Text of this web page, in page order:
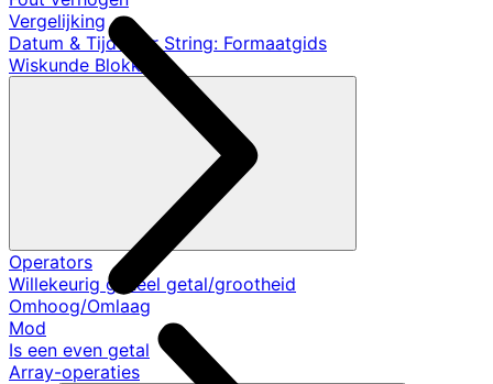
Vergelijking
Datum & Tijd naar String: Formaatgids
Wiskunde Blokken
Operators
Willekeurig geheel getal/grootheid
Omhoog/Omlaag
Mod
Is een even getal
Array-operaties